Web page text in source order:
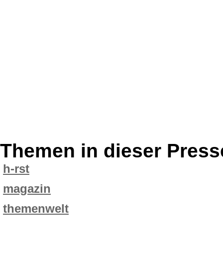
Themen in dieser
h-rst
magazin
themenwelt